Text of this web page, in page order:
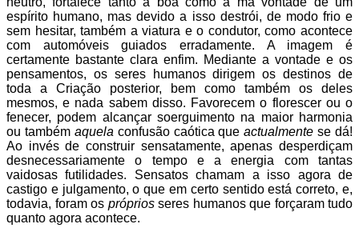
espírito humano, mas devido a isso destrói, de modo frio e
sem hesitar, também a viatura e o condutor, como acontece
com automóveis guiados erradamente. A imagem é
certamente bastante clara enfim. Mediante a vontade e os
pensamentos, os seres humanos dirigem os destinos de
toda a Criação posterior, bem como também os deles
mesmos, e nada sabem disso. Favorecem o florescer ou o
fenecer, podem alcançar soerguimento na maior harmonia
ou também aquela confusão caótica queactualmentese dá!
Ao invés de construir sensatamente, apenas desperdiçam
desnecessariamente o tempo e a energia com tantas
vaidosas futilidades. Sensatos chamam a isso agora de
castigo e julgamento, o que em certo sentido está correto, e,
todavia, foram os próprios seres humanos que forçaram tudo
quanto agora acontece.